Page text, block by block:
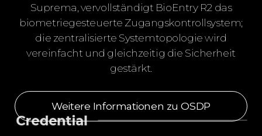
Suprema, vervollständigt BioEntry R2 das
biometriegesteuerte Zugangskontrollsystem;
die zentralisierte Systemtopologie wird
vereinfacht und gleichzeitig die Sicherheit
gestärkt.
Weitere Informationen zu OSDP